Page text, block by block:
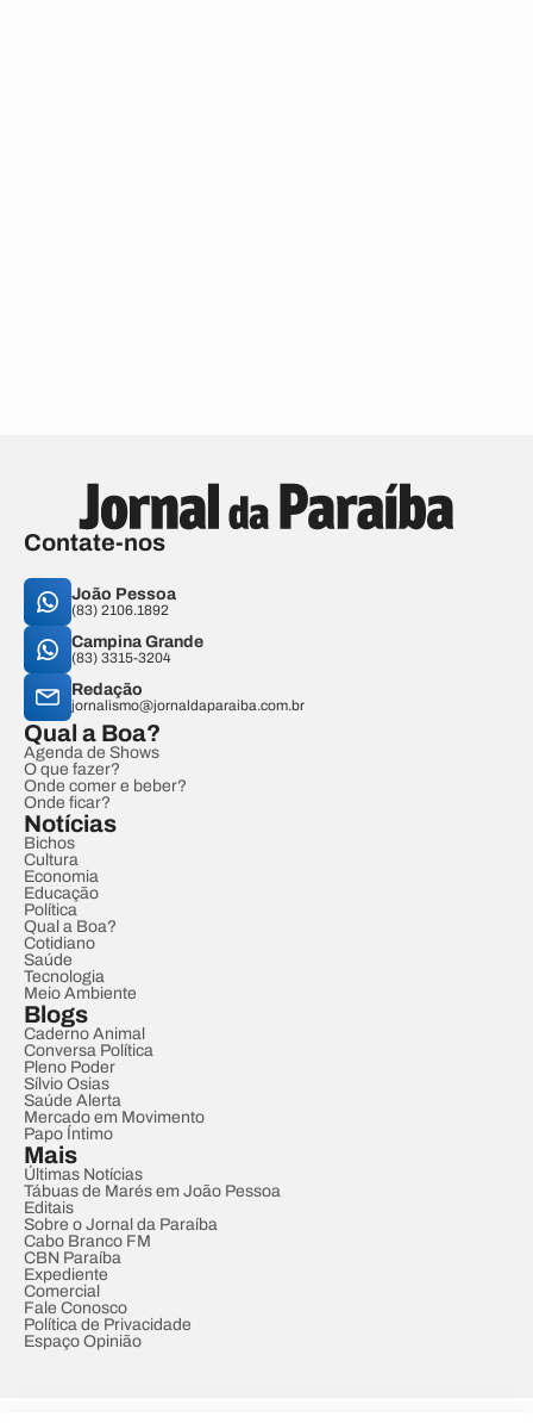
Contate-nos
João Pessoa
(83) 2106.1892
Campina Grande
(83) 3315-3204
Redação
jornalismo@jornaldaparaiba.com.br
Qual a Boa?
Agenda de Shows
O que fazer?
Onde comer e beber?
Onde ficar?
Notícias
Bichos
Cultura
Economia
Educação
Política
Qual a Boa?
Cotidiano
Saúde
Tecnologia
Meio Ambiente
Blogs
Caderno Animal
Conversa Política
Pleno Poder
Sílvio Osias
Saúde Alerta
Mercado em Movimento
Papo Íntimo
Mais
Últimas Notícias
Tábuas de Marés em João Pessoa
Editais
Sobre o Jornal da Paraíba
Cabo Branco FM
CBN Paraíba
Expediente
Comercial
Fale Conosco
Política de Privacidade
Espaço Opinião